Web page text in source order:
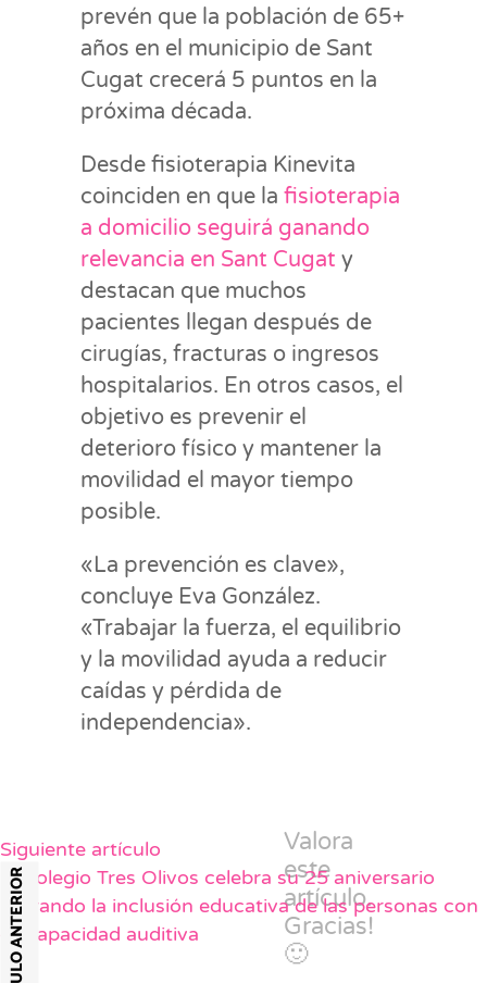
prevén que la población de 65+
años en el municipio de Sant
Cugat crecerá 5 puntos en la
próxima década.
Desde fisioterapia Kinevita
coinciden en que la fisioterapia
a domicilio seguirá ganando
relevancia en Sant Cugat y
destacan que muchos
pacientes llegan después de
cirugías, fracturas o ingresos
hospitalarios. En otros casos, el
objetivo es prevenir el
deterioro físico y mantener la
movilidad el mayor tiempo
posible.
«La prevención es clave»,
concluye Eva González.
«Trabajar la fuerza, el equilibrio
y la movilidad ayuda a reducir
caídas y pérdida de
independencia».
Valora
este
artículo.
Gracias!
🙂
ARTÍCULO ANTERIOR
Siguiente artículo
El Colegio Tres Olivos celebra su 25 aniversario
liderando la inclusión educativa de las personas con
discapacidad auditiva